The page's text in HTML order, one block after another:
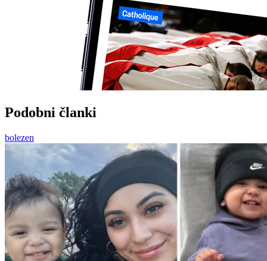
Podobni članki
bolezen